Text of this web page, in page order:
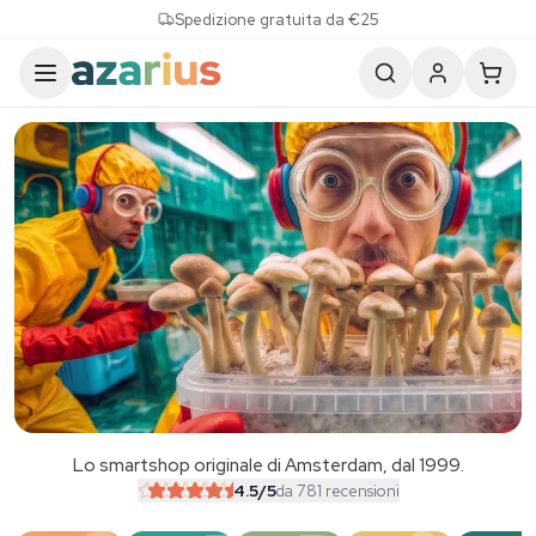
Spedizione gratuita da €25
SALE
Lo smartshop originale di Amsterdam, dal 1999.
4.5/5da 781 recensioni